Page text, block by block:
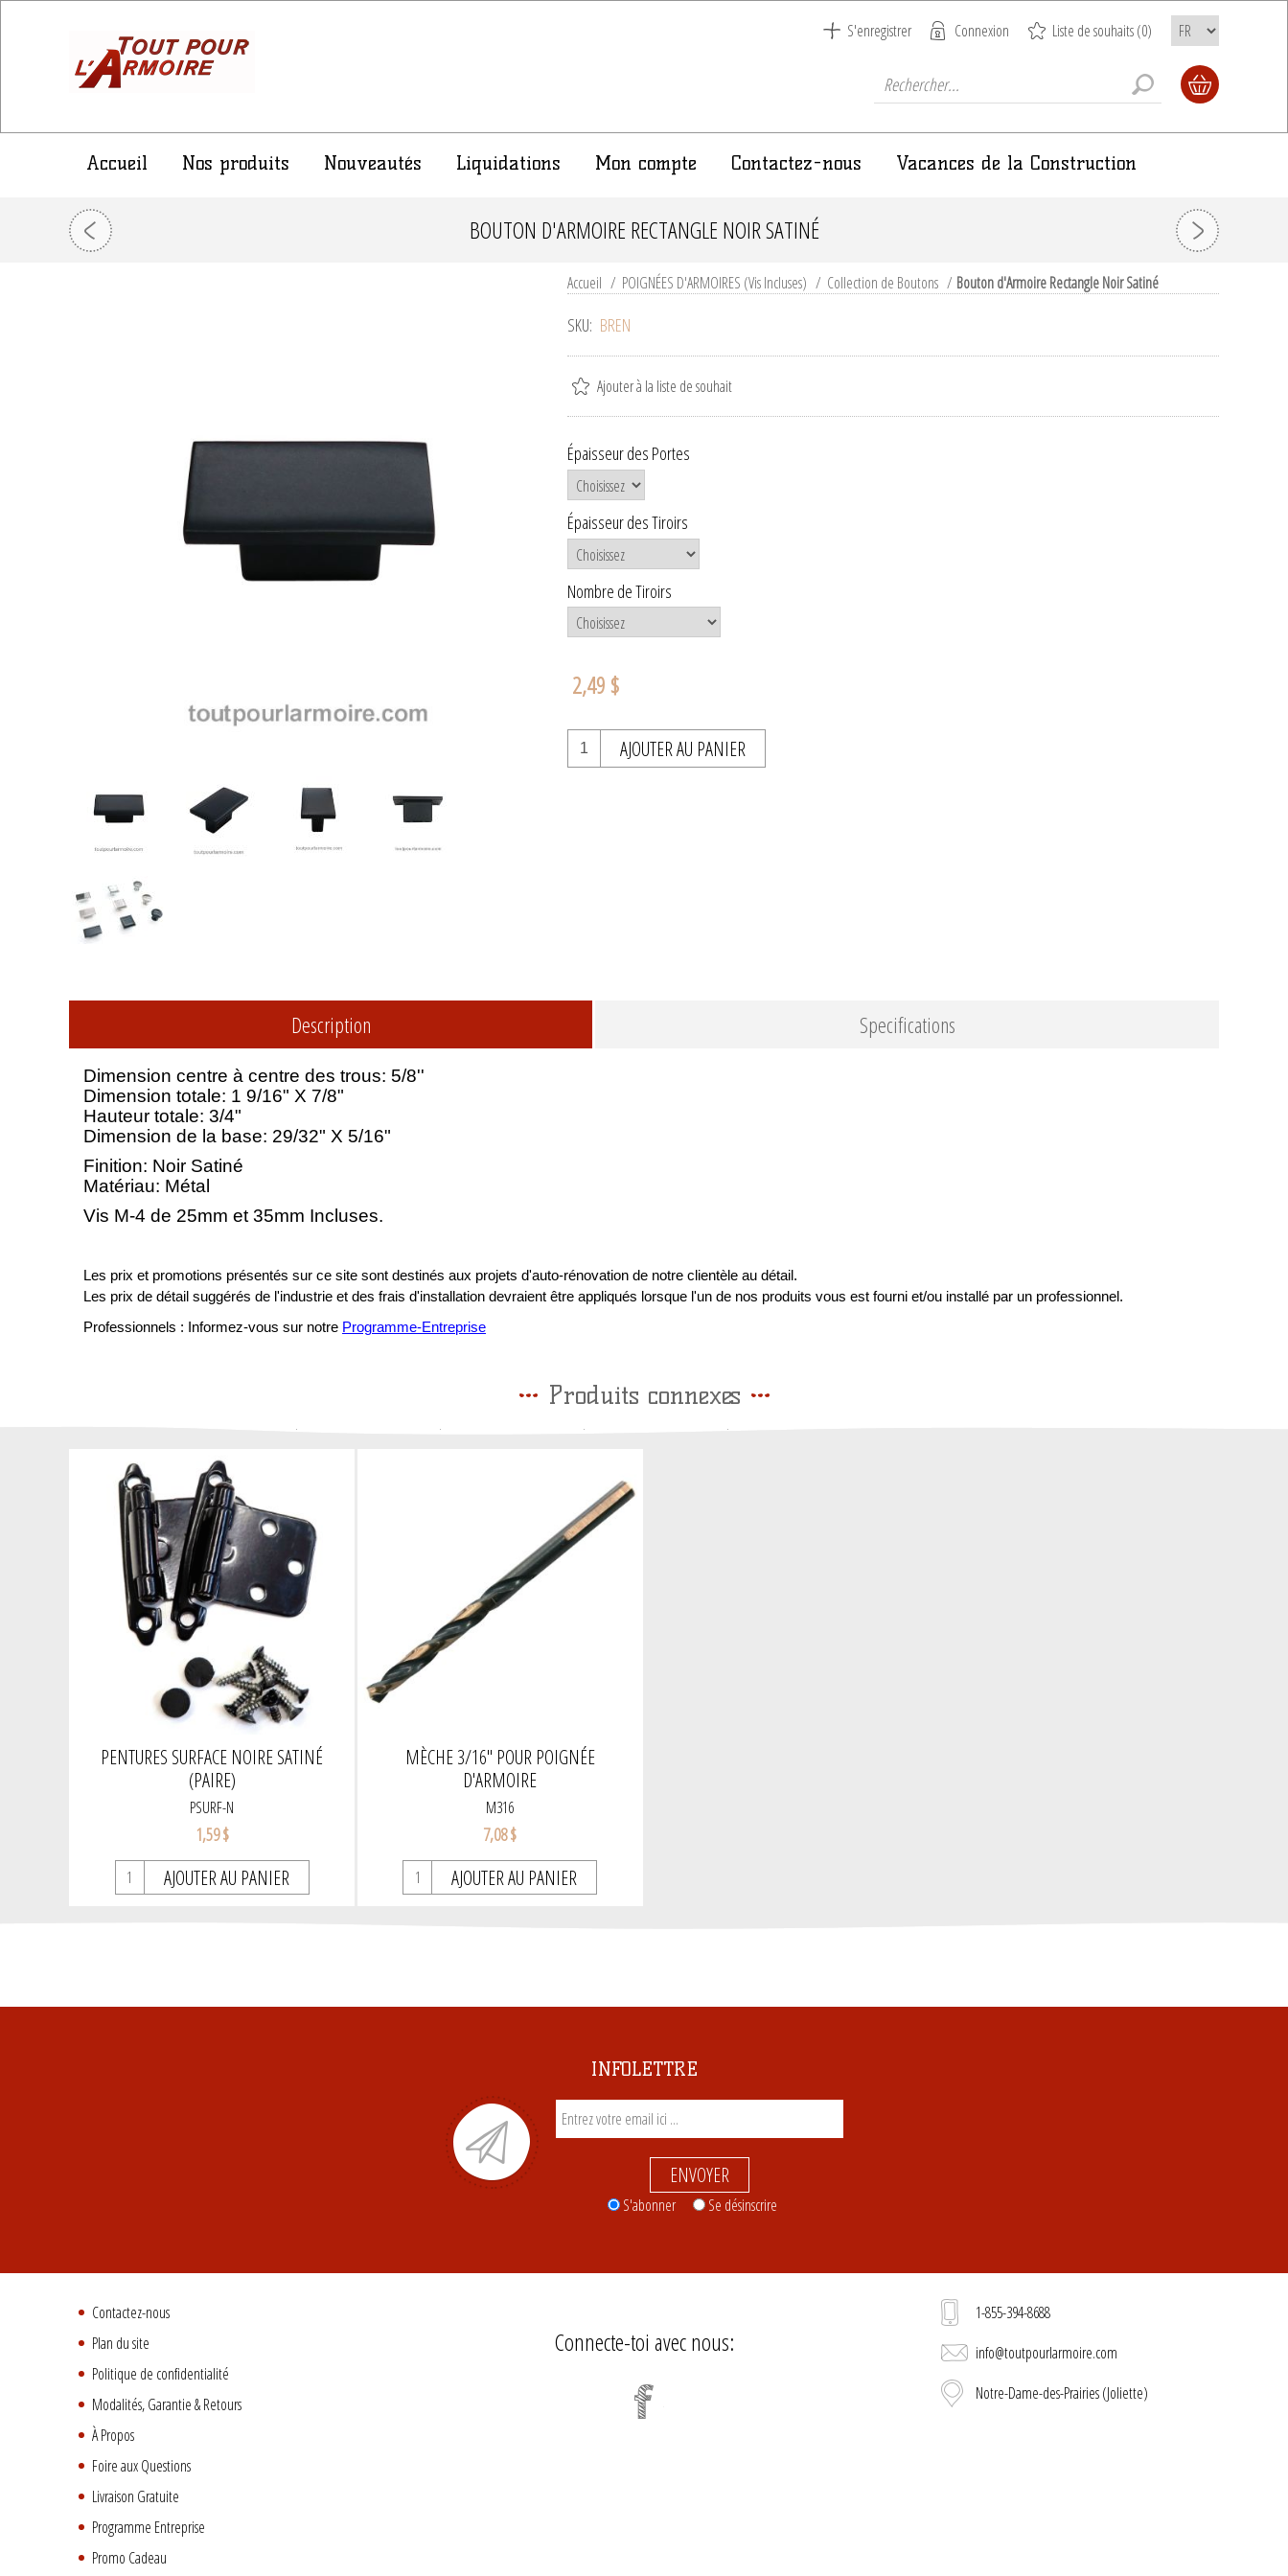
S'enregistrer Connexion Liste de souhaits(0)
Accueil Nos produits Nouveautés Liquidations Mon compte Contactez-nous Vacances de la Construction
BOUTON D'ARMOIRE RECTANGLE NOIR SATINÉ
Accueil / POIGNÉES D'ARMOIRES (Vis Incluses) / Collection de Boutons / Bouton d'Armoire Rectangle Noir Satiné
SKU: BREN
Ajouter à la liste de souhait
Épaisseur des Portes
Épaisseur des Tiroirs
Nombre de Tiroirs
2,49 $
AJOUTER AU PANIER
Description Specifications
Dimension centre à centre des trous: 5/8''
Dimension totale: 1 9/16" X 7/8"
Hauteur totale: 3/4"
Dimension de la base: 29/32" X 5/16"
Finition: Noir Satiné
Matériau: Métal
Vis M-4 de 25mm et 35mm Incluses.
Les prix et promotions présentés sur ce site sont destinés aux projets d'auto-rénovation de notre clientèle au détail.
Les prix de détail suggérés de l'industrie et des frais d'installation devraient être appliqués lorsque l'un de nos produits vous est fourni et/ou installé par un professionnel.
Professionnels : Informez-vous sur notre Programme-Entreprise
Produits connexes
PENTURES SURFACE NOIRE SATINÉ
(PAIRE)
PSURF-N
1,59 $
AJOUTER AU PANIER
MÈCHE 3/16" POUR POIGNÉE
D'ARMOIRE
M316
7,08 $
AJOUTER AU PANIER
INFOLETTRE
ENVOYER
S'abonner Se désinscrire
Contactez-nous
Plan du site
Politique de confidentialité
Modalités, Garantie & Retours
À Propos
Foire aux Questions
Livraison Gratuite
Programme Entreprise
Promo Cadeau
Connecte-toi avec nous:
1-855-394-8688
info@toutpourlarmoire.com
Notre-Dame-des-Prairies (Joliette)